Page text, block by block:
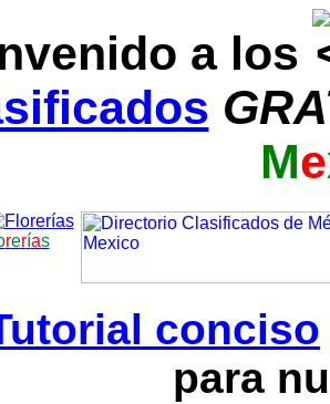
a los
Me
rerías
conciso
para